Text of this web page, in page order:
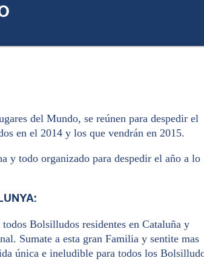
del Mundo, se reúnen para despedir el
en el 2014 y los que vendrán en 2015.
y todo organizado para despedir el año a lo
Bolsilludos residentes en Cataluña y
Sumate a esta gran Familia y sentite mas
única e ineludible para todos los